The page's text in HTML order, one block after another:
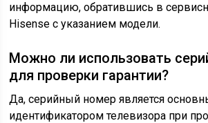
информацию, обратившись в
Hisense с указанием модели.
Можно ли использовать
для проверки гарантии?
Да, серийный номер является
идентификатором телевизора при